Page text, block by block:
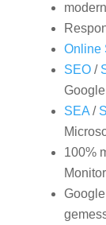
Online
SEO/
SEA/
100%